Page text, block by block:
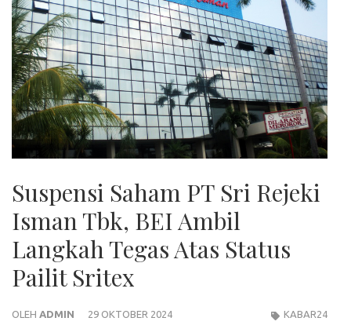
Suspensi Saham PT Sri Rejeki
Isman Tbk, BEI Ambil
Langkah Tegas Atas Status
Pailit Sritex
OLEH ADMIN 29 OKTOBER 2024 KABAR24